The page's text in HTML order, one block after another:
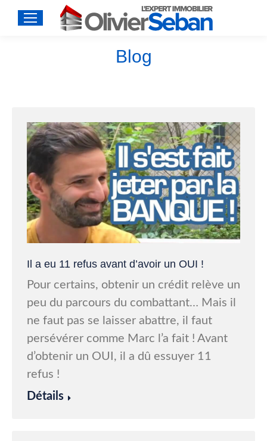
Blog
Vous êtes ici :
Il a eu 11 refus avant d’avoir un OUI !
Pour certains, obtenir un crédit relève un
peu du parcours du combattant… Mais il
ne faut pas se laisser abattre, il faut
persévérer comme Marc l’a fait ! Avant
d’obtenir un OUI, il a dû essuyer 11
refus !
Détails